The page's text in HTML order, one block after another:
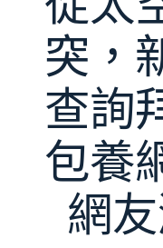
開
突，
查詢
包養
網